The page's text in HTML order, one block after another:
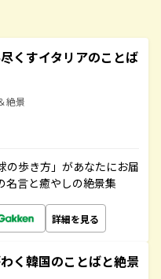
くすイタリアのことば
絶景
の歩き方」があなたにお届
名言と癒やしの絶景集
詳細を見る
く韓国のことばと絶景